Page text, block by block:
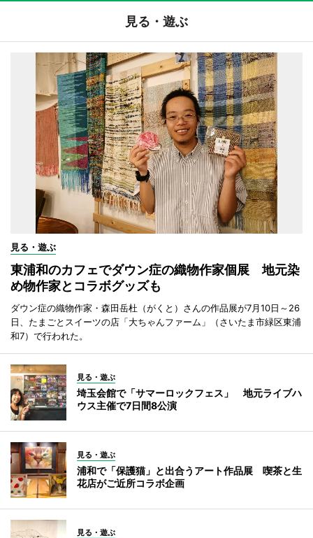
見る・遊ぶ
見る・遊ぶ
東浦和のカフェでダウン症の織物作家個展 地元染
め物作家とコラボグッズも
ダウン症の織物作家・森田岳杜（がくと）さんの作品展が7月10日～26
日、たまごとスイーツの店「大ちゃんファーム」（さいたま市緑区東浦
和7）で行われた。
見る・遊ぶ
埼玉会館で「サマーロックフェス」 地元ライブハ
ウス主催で7日間8公演
見る・遊ぶ
浦和で「保護猫」と出合うアート作品展 喫茶と生
花店がご近所コラボ企画
見る・遊ぶ